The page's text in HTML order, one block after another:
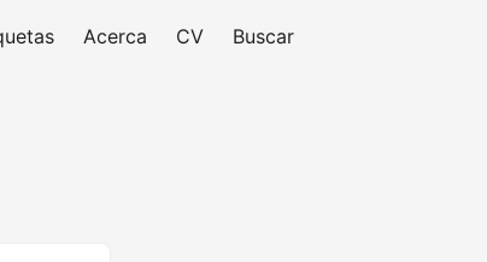
Acerca CV Buscar